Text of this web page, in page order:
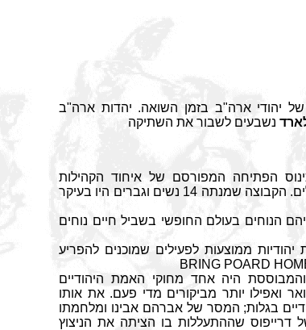
יהודי ארה"ב בזמן השואה. יהדות ארה"ב
נשבעים לשבור את השתיקה
הפתיחה המפורסם של איחוד הקהילות
והארגונים היהודיים בארה"ב, שהתקיים בבנייני האומה בירושלים. הקבוצה שמנתה 14 נשים וגברים היו בעיקר
הנוחים בעולם החופשי בשביל חיים נוחים
ממוצעות לפעילים שמוכנים להפריע
BRING POARD
היה אחד מחוקי האמת היהודיים
ואפילו יותר מביקורים מדי פעם. את אותו
בגלות; המסר של אברהם אבינו ומלחמתו
דרייפוס שההתעללות בו הציתה את הניצוץ